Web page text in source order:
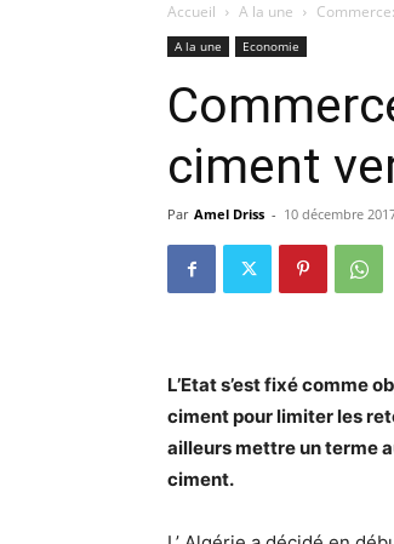
Accueil A la une
A la une Economie
ciment
Par Amel Driss - 10 décembre
L’Etat s’est fixé comme
ciment pour limiter les
ailleurs mettre un terme
ciment.